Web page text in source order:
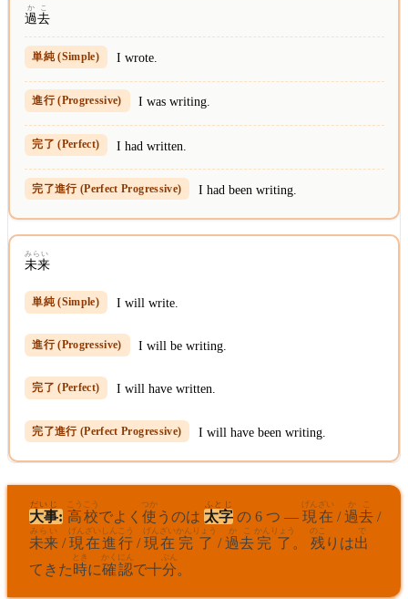
過去
かこ
I wrote.
I was writing.
I had written.
I had been writing.
未来
みらい
I will write.
I will be writing.
I will have written.
I will have been writing.
大事
だいじ
: 高校
こうこう
でよく 使
つか
うのは 太字
ふとじ
の 6 つ — 現在
げんざい
/過去
かこ
/
未来
みらい
/現在
げんざい
進行
しんこう
/現在
げんざい
完了
かんりょう
/過去
かこ
完了
かんりょう
。 残
のこ
りは出
で
てきた時
とき
に確認
かくにん
で十分
ぶん
。